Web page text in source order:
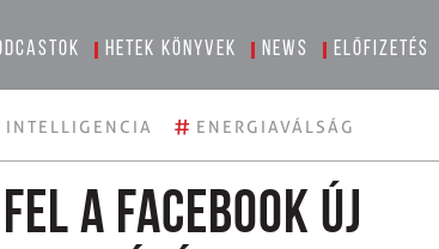
Hetek könyvek News Előfizetés
INTELLIGENCIA # ENERGIAVÁLSÁG
a Facebook új